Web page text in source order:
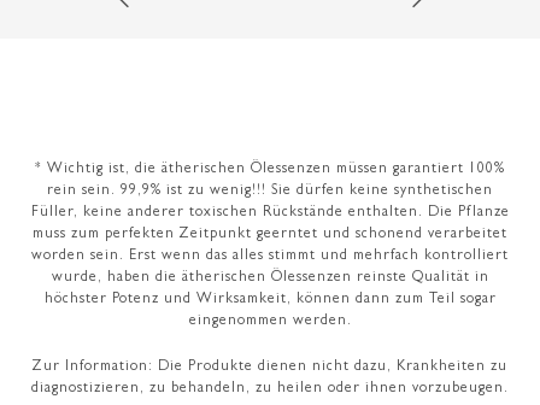
* Wichtig ist, die ätherischen Ölessenzen müssen garantiert 100%
rein sein. 99,9% ist zu wenig!!! Sie dürfen keine synthetischen
Füller, keine anderer toxischen Rückstände enthalten. Die Pflanze
muss zum perfekten Zeitpunkt geerntet und schonend verarbeitet
worden sein. Erst wenn das alles stimmt und mehrfach kontrolliert
wurde, haben die ätherischen Ölessenzen reinste Qualität in
höchster Potenz und Wirksamkeit, können dann zum Teil sogar
eingenommen werden.
Zur Information: Die Produkte dienen nicht dazu, Krankheiten zu
diagnostizieren, zu behandeln, zu heilen oder ihnen vorzubeugen.